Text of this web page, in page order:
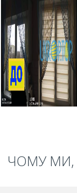
ЧОМУ МИ,